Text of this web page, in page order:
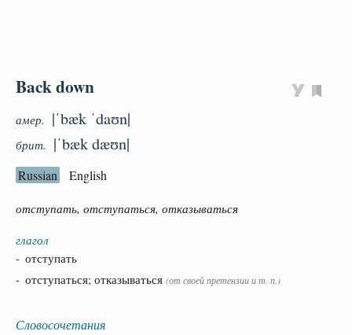
Back down
амер. |ˈbæk ˈdaʊn|
брит. |ˈbæk dæʊn|
Russian English
отступать, отступаться, отказываться
глагол
- отступать
- отступаться; отказываться (от своей претензии и т. п.)
Словосочетания